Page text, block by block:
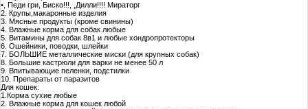
•, Педи гри, Биско!!!, ,Дилли!!!! Мираторг
2. Крупы,макаронные изделия
3. Мясные продукты (кроме свинины)
4. Влажные корма для собак любые
5. Витамины для собак 8в1 и любые хондропротекторы
6. Ошейники, поводки, шлейки
7. БОЛЬШИЕ металлические миски (для крупных собак)
8. Большие кастрюли для варки не менее 50 л
9. Впитывающие пеленки, подстилки
10. Препараты от паразитов
Для кошек:
1.Корма сухие любые
2. Влажные корма для кошек любой